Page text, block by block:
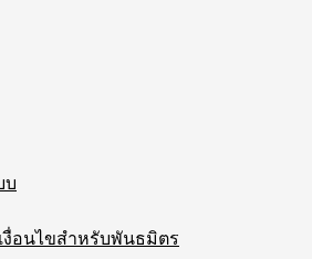
บ
อนไขสำหรับพันธมิตร